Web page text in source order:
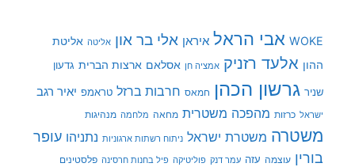
WOKE אבי הראל איראן אלי בר און אליטה אליטת
ההון אלעד רזניק אמציה חן אסלאם ארצות הברית גדעון
שניר גרשון הכהן חמאס חרבות ברזל טראמפ יאיר רגב
ישראל כרזות מהפכה משטרית מחאה מלחמה מנהיגות
משטרה משטרת ישראל ניתוח רשתות ארגוניות נתניהו עופר
בורין עוצמה עזה עמר דנק פוליטיקה פיל בחנות חרסינה פלסטינים